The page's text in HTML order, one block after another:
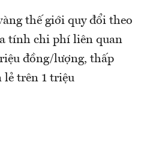
thế giới quy đổi theo
tính chi phí liên quan
đồng/lượng, thấp
lẻ trên 1 triệu